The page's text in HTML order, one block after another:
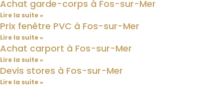
Achat garde-corps à Fos-sur-Mer
Lire la suite »
Prix fenêtre PVC à Fos-sur-Mer
Lire la suite »
Achat carport à Fos-sur-Mer
Lire la suite »
Devis stores à Fos-sur-Mer
Lire la suite »